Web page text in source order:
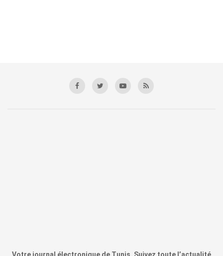
Votre journal électronique de Tunis. Suivez toute l’actualité